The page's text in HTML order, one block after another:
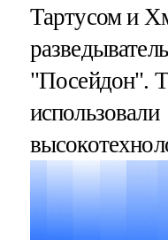
Тартусом и
"Посейдон".
использовали